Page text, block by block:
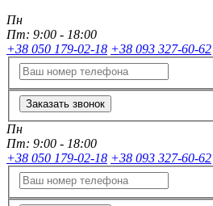
Пн
Пт: 9:00 - 18:00
+38 050 179-02-18 +38 093 327-60-62
Заказать звонок
Пн
Пт: 9:00 - 18:00
+38 050 179-02-18 +38 093 327-60-62